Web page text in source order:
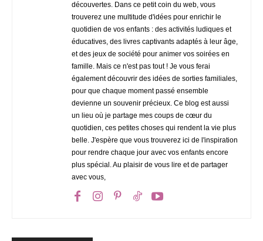
découvertes. Dans ce petit coin du web, vous
trouverez une multitude d'idées pour enrichir le
quotidien de vos enfants : des activités ludiques et
éducatives, des livres captivants adaptés à leur âge,
et des jeux de société pour animer vos soirées en
famille. Mais ce n'est pas tout ! Je vous ferai
également découvrir des idées de sorties familiales,
pour que chaque moment passé ensemble
devienne un souvenir précieux. Ce blog est aussi
un lieu où je partage mes coups de cœur du
quotidien, ces petites choses qui rendent la vie plus
belle. J'espère que vous trouverez ici de l'inspiration
pour rendre chaque jour avec vos enfants encore
plus spécial. Au plaisir de vous lire et de partager
avec vous,